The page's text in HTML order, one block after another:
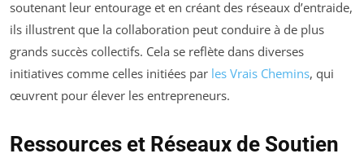
soutenant leur entourage et en créant des réseaux d’entraide,
ils illustrent que la collaboration peut conduire à de plus
grands succès collectifs. Cela se reflète dans diverses
initiatives comme celles initiées par les Vrais Chemins, qui
œuvrent pour élever les entrepreneurs.
Ressources et Réseaux de Soutien